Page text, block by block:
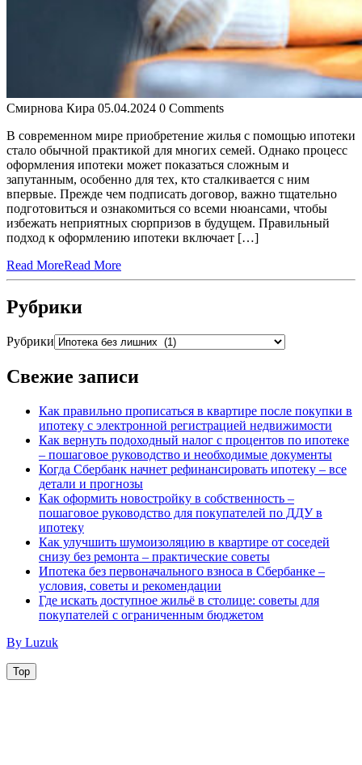
Смирнова Кира 05.04.2024 0 Comments
В современном мире приобретение жилья с помощью ипотеки
стало обычной практикой для многих семей. Однако процесс
оформления ипотеки может показаться сложным и
запутанным, особенно для тех, кто сталкивается с ним
впервые. Прежде чем подписать договор, важно тщательно
подготовиться и ознакомиться со всеми нюансами, чтобы
избежать неприятных сюрпризов в будущем. Правильный
подход к оформлению ипотеки включает […]
Read MoreRead More
Рубрики
Рубрики
Свежие записи
Как правильно прописаться в квартире после покупки в
ипотеку с электронной регистрацией недвижимости
Как вернуть подоходный налог с процентов по ипотеке
– пошаговое руководство и необходимые документы
Когда Сбербанк начнет рефинансировать ипотеку – все
детали и прогнозы
Как оформить новостройку в собственность –
пошаговое руководство для покупателей по ДДУ в
ипотеку
Как улучшить шумоизоляцию в квартире от соседей
снизу без ремонта – практические советы
Ипотека без первоначального взноса в Сбербанке –
условия, советы и рекомендации
Где искать доступное жильё в столице: советы для
покупателей с ограниченным бюджетом
By Luzuk
Top